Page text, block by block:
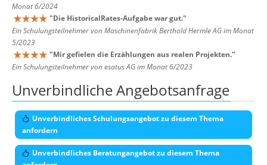
Monat 6/2024
"Die HistoricalRates-Aufgabe war gut."
Ein Schulungsteilnehmer von Maschinenfabrik Berthold Hermle AG im Monat
5/2023
"Mir gefielen die Erzählungen aus realen Projekten."
Ein Schulungsteilnehmer von esatus AG im Monat 6/2023
Unverbindliche Angebotsanfrage
Unverbindliches Schulungsangebot zu diesem Thema
anfordern
Unverbindliches Beratungangebot zu diesem Thema